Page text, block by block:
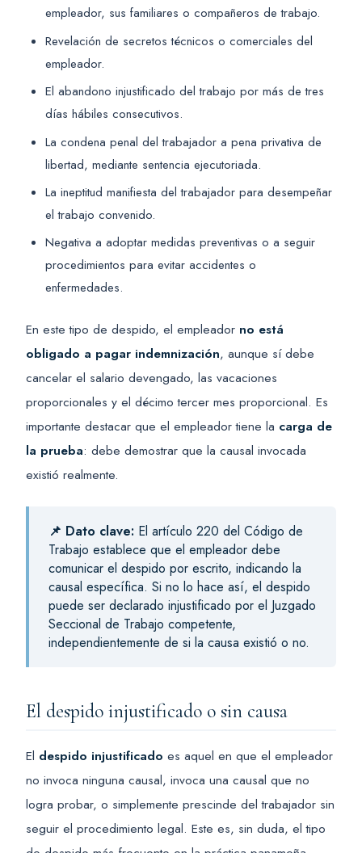
empleador, sus familiares o compañeros de trabajo.
Revelación de secretos técnicos o comerciales del
empleador.
El abandono injustificado del trabajo por más de tres
días hábiles consecutivos.
La condena penal del trabajador a pena privativa de
libertad, mediante sentencia ejecutoriada.
La ineptitud manifiesta del trabajador para desempeñar
el trabajo convenido.
Negativa a adoptar medidas preventivas o a seguir
procedimientos para evitar accidentes o
enfermedades.
En este tipo de despido, el empleador no está
obligado a pagar indemnización, aunque sí debe
cancelar el salario devengado, las vacaciones
proporcionales y el décimo tercer mes proporcional. Es
importante destacar que el empleador tiene la carga de
la prueba: debe demostrar que la causal invocada
existió realmente.
📌 Dato clave: El artículo 220 del Código de
Trabajo establece que el empleador debe
comunicar el despido por escrito, indicando la
causal específica. Si no lo hace así, el despido
puede ser declarado injustificado por el Juzgado
Seccional de Trabajo competente,
independientemente de si la causa existió o no.
El despido injustificado o sin causa
El despido injustificado es aquel en que el empleador
no invoca ninguna causal, invoca una causal que no
logra probar, o simplemente prescinde del trabajador sin
seguir el procedimiento legal. Este es, sin duda, el tipo